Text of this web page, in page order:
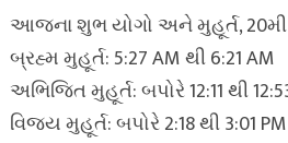
આજના શુભ યોગો અને મુહૂર્ત,
બ્રહ્મ મુહૂર્ત: 5:27 AM થી 6:21 AM
અભિજિત મુહૂર્ત: બપોરે 12:11 થી
વિજય મુહૂર્ત: બપોરે 2:18 થી 3:01 PM